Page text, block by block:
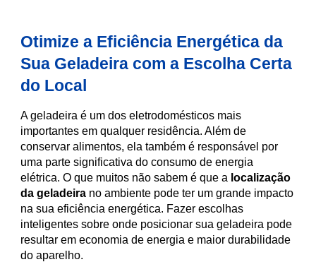
Otimize a Eficiência Energética da
Sua Geladeira com a Escolha Certa
do Local
A geladeira é um dos eletrodomésticos mais
importantes em qualquer residência. Além de
conservar alimentos, ela também é responsável por
uma parte significativa do consumo de energia
elétrica. O que muitos não sabem é que a localização
da geladeira no ambiente pode ter um grande impacto
na sua eficiência energética. Fazer escolhas
inteligentes sobre onde posicionar sua geladeira pode
resultar em economia de energia e maior durabilidade
do aparelho.